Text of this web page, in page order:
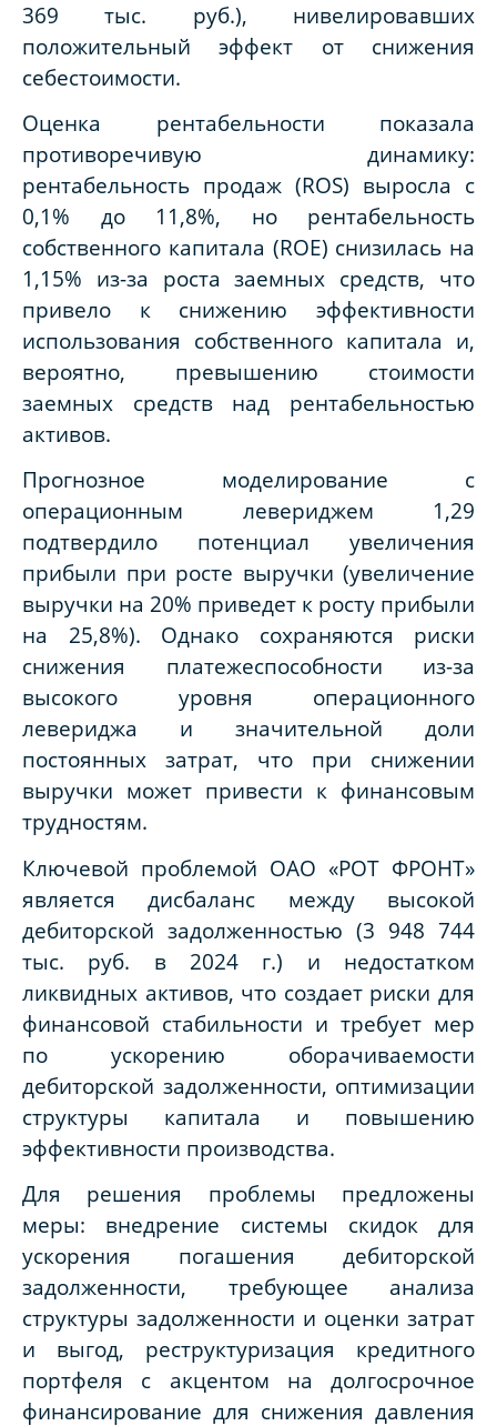
369 тыс. руб.), нивелировавших
положительный эффект от снижения
себестоимости.
Оценка рентабельности показала
противоречивую динамику:
рентабельность продаж (ROS) выросла с
0,1% до 11,8%, но рентабельность
собственного капитала (ROE) снизилась на
1,15% из-за роста заемных средств, что
привело к снижению эффективности
использования собственного капитала и,
вероятно, превышению стоимости
заемных средств над рентабельностью
активов.
Прогнозное моделирование с
операционным левериджем 1,29
подтвердило потенциал увеличения
прибыли при росте выручки (увеличение
выручки на 20% приведет к росту прибыли
на 25,8%). Однако сохраняются риски
снижения платежеспособности из-за
высокого уровня операционного
левериджа и значительной доли
постоянных затрат, что при снижении
выручки может привести к финансовым
трудностям.
Ключевой проблемой ОАО «РОТ ФРОНТ»
является дисбаланс между высокой
дебиторской задолженностью (3 948 744
тыс. руб. в 2024 г.) и недостатком
ликвидных активов, что создает риски для
финансовой стабильности и требует мер
по ускорению оборачиваемости
дебиторской задолженности, оптимизации
структуры капитала и повышению
эффективности производства.
Для решения проблемы предложены
меры: внедрение системы скидок для
ускорения погашения дебиторской
задолженности, требующее анализа
структуры задолженности и оценки затрат
и выгод, реструктуризация кредитного
портфеля с акцентом на долгосрочное
финансирование для снижения давления